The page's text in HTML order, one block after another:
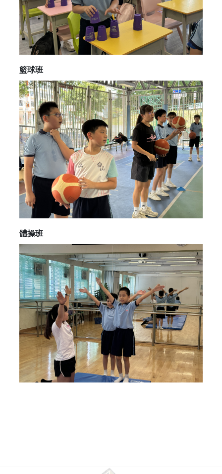
籃球班
體操班